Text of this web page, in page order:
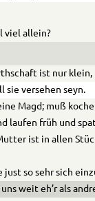
viel allein?
ist nur klein,
sie versehen seyn.
Magd; muß
laufen früh und
ist in allen
just so sehr sich
weit eh’r als